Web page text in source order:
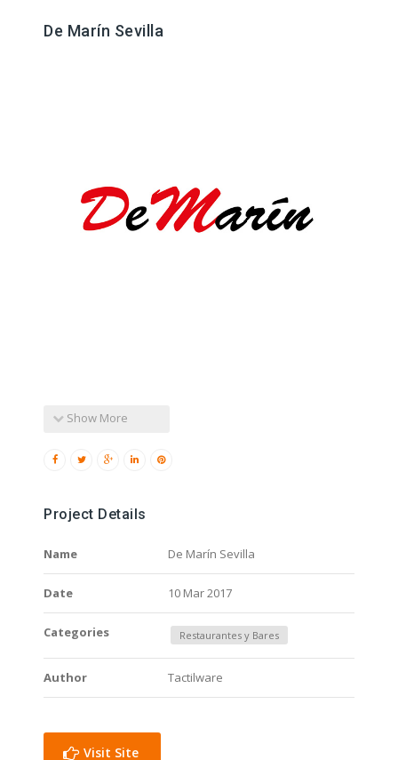
De Marín Sevilla
Show More
Project Details
Name De Marín Sevilla
Date 10 Mar 2017
Categories Restaurantes y Bares
Author Tactilware
Visit Site